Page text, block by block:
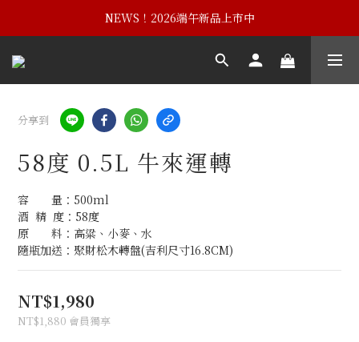
NEWS！黃埔建校102週年紀念酒
NEWS！2026端午新品上市中
NEWS！黃埔建校102週年紀念酒
分享到
58度 0.5L 牛來運轉
容　　量：500ml
酒  精  度：58度
原　　料：高粱、小麥、水
隨瓶加送：聚財松木轉盤(吉利尺寸16.8CM)
NT$1,980
NT$1,880 會員獨享